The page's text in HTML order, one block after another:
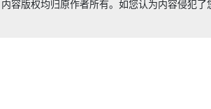
容版权均归原作者所有。如您认为内容侵犯了